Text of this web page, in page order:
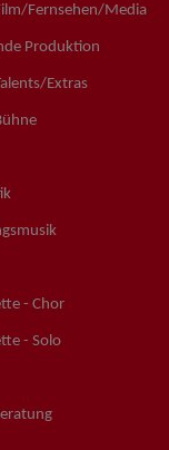
Fernsehen/Media
Produktion
Extras
- Chor
- Solo